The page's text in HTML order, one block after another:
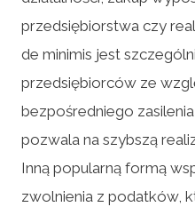
przedsiębiorstwa czy
de minimis jest
przedsiębiorców ze
bezpośredniego
pozwala na szybszą
Inną popularną formą
zwolnienia z podatków,